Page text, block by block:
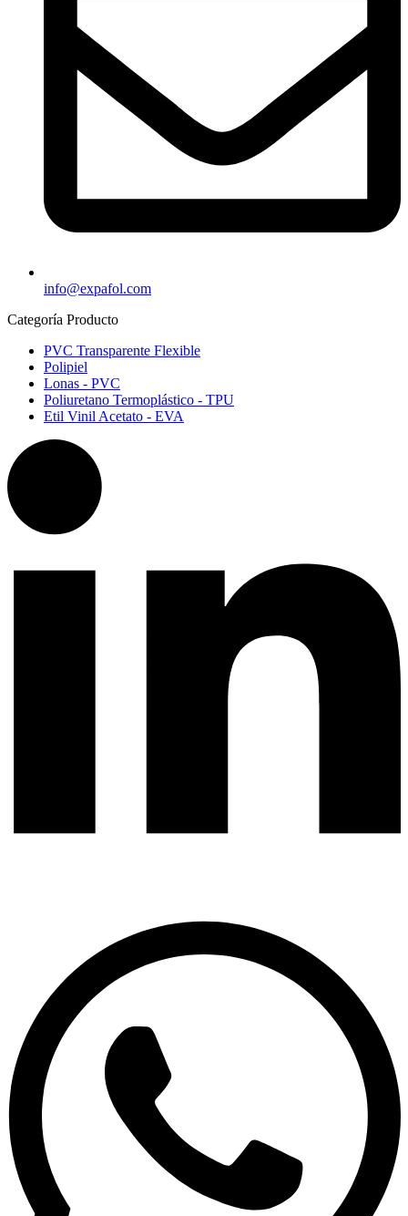
info@expafol.com
Categoría Producto
PVC Transparente Flexible​
Polipiel​
Lonas - PVC​
Poliuretano Termoplástico - TPU​
Etil Vinil Acetato - EVA​